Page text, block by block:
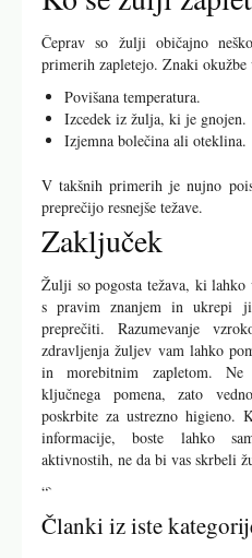
Čeprav so žulji običajno
primerih zapletejo. Znaki
Povišana temperatura.
Izcedek iz žulja, ki je gnojen.
Izjemna bolečina ali oteklina.
V takšnih primerih je nujno
preprečijo resnejše težave.
Zaključek
Žulji so pogosta težava, ki
s pravim znanjem in ukrepi
preprečiti. Razumevanje
zdravljenja žuljev vam lahko
in morebitnim zapletom.
ključnega pomena, zato
poskrbite za ustrezno higieno.
informacije, boste lahko
aktivnostih, ne da bi vas skrbeli
“`
Članki iz iste